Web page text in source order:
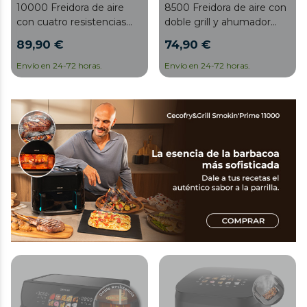
10000 Freidora de aire
con cuatro resistencias
sabor de parrilla en carnes,
capacidad de 10 litros,
potencia de 2800 W para
divisoria móvil para optar
entre dos cestillos con
temperatura dual o
convertirse en una sola
cubeta.
89,90 €
Envío en 24-72 horas.
8500 Freidora de aire con
doble grill y ahumador
sabor de parrilla en carnes,
capacidad de 8.5 litros y
potencia de 2200 W para
74,90 €
Envío en 24-72 horas.